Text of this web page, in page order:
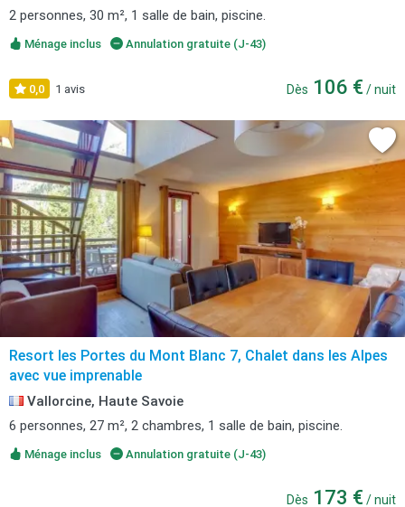
2 personnes, 30 m², 1 salle de bain, piscine.
Ménage inclus Annulation gratuite (J-43)
0,0 1 avis Dès 106 € / nuit
Resort les Portes du Mont Blanc 7, Chalet dans les Alpes
avec vue imprenable
Vallorcine, Haute Savoie
6 personnes, 27 m², 2 chambres, 1 salle de bain, piscine.
Ménage inclus Annulation gratuite (J-43)
Dès 173 € / nuit